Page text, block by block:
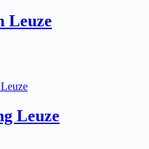
Leuze
Leuze